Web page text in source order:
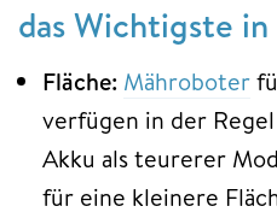
das Wichtigste in
Fläche: Mähroboter
verfügen in der
Akku als teurerer
für eine kleinere